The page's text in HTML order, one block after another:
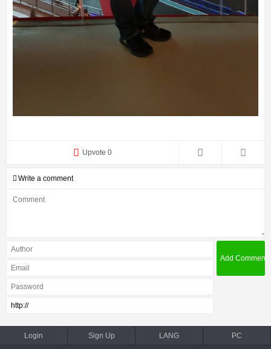
Upvote 0
Write a comment
Login Sign Up LANG PC